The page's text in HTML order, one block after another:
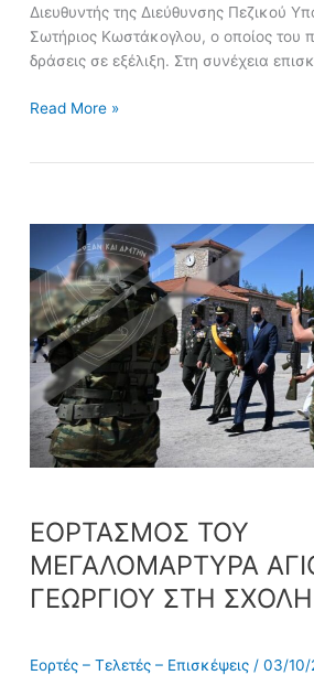
Διευθυντής της Διεύθυνσης Πεζικού
Σωτήριος Κωστάκογλου, ο οποίος του
δράσεις σε εξέλιξη. Στη συνέχεια
Read More »
ΕΟΡΤΑΣΜΟΣ ΤΟΥ
ΜΕΓΑΛΟΜΑΡΤΥΡΑ
ΓΕΩΡΓΙΟΥ ΣΤΗ
Εορτές – Τελετές – Επισκέψεις /03/10/
ΕΟΡΤΑΣΜΟΣ
ΤΟΥ
ΜΕΓΑΛΟΜΑΡΤΥΡΑ
ΑΓΙΟΥ
ΓΕΩΡΓΙΟΥ
ΣΤΗ
ΣΧΟΛΗ
ΠΕΖΙΚΟΥ